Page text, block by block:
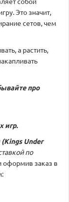
Это значит,
сетов, чем
а растить,
про
игр.
Under
по
оформив заказ в